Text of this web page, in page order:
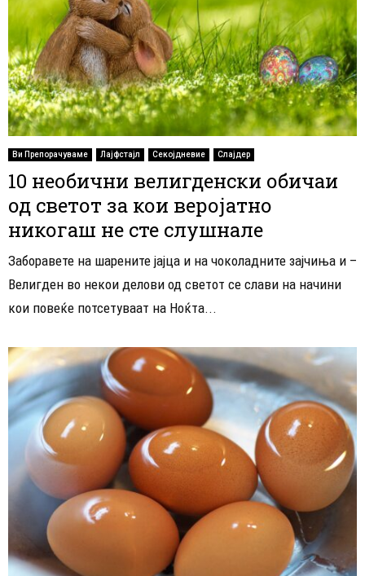
Ви Препорачуваме Лајфстајл Секојдневие Слајдер
10 необични велигденски обичаи
од светот за кои веројатно
никогаш не сте слушнале
Заборавете на шарените јајца и на чоколадните зајчиња и –
Велигден во некои делови од светот се слави на начини
кои повеќе потсетуваат на Ноќта...